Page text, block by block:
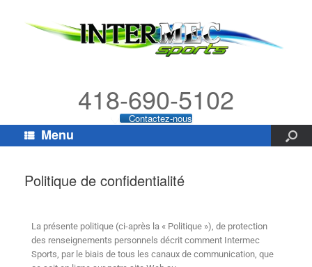
418-690-5102
Contactez-nous
Menu
Politique de confidentialité
La présente politique (ci-après la « Politique »), de protection
des renseignements personnels décrit comment Intermec
Sports, par le biais de tous les canaux de communication, que